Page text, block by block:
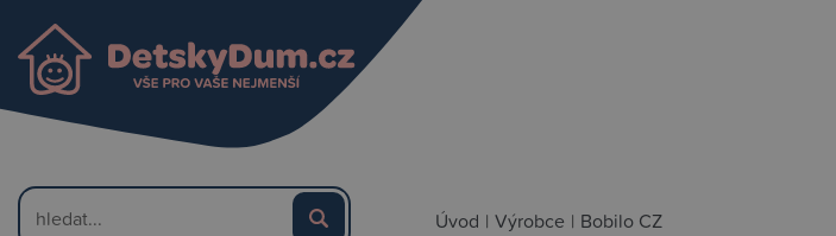
Úvod | Výrobce | Bobilo CZ